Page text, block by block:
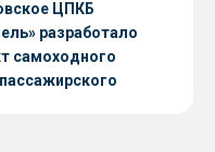
ЦПКБ
разработало
самоходного